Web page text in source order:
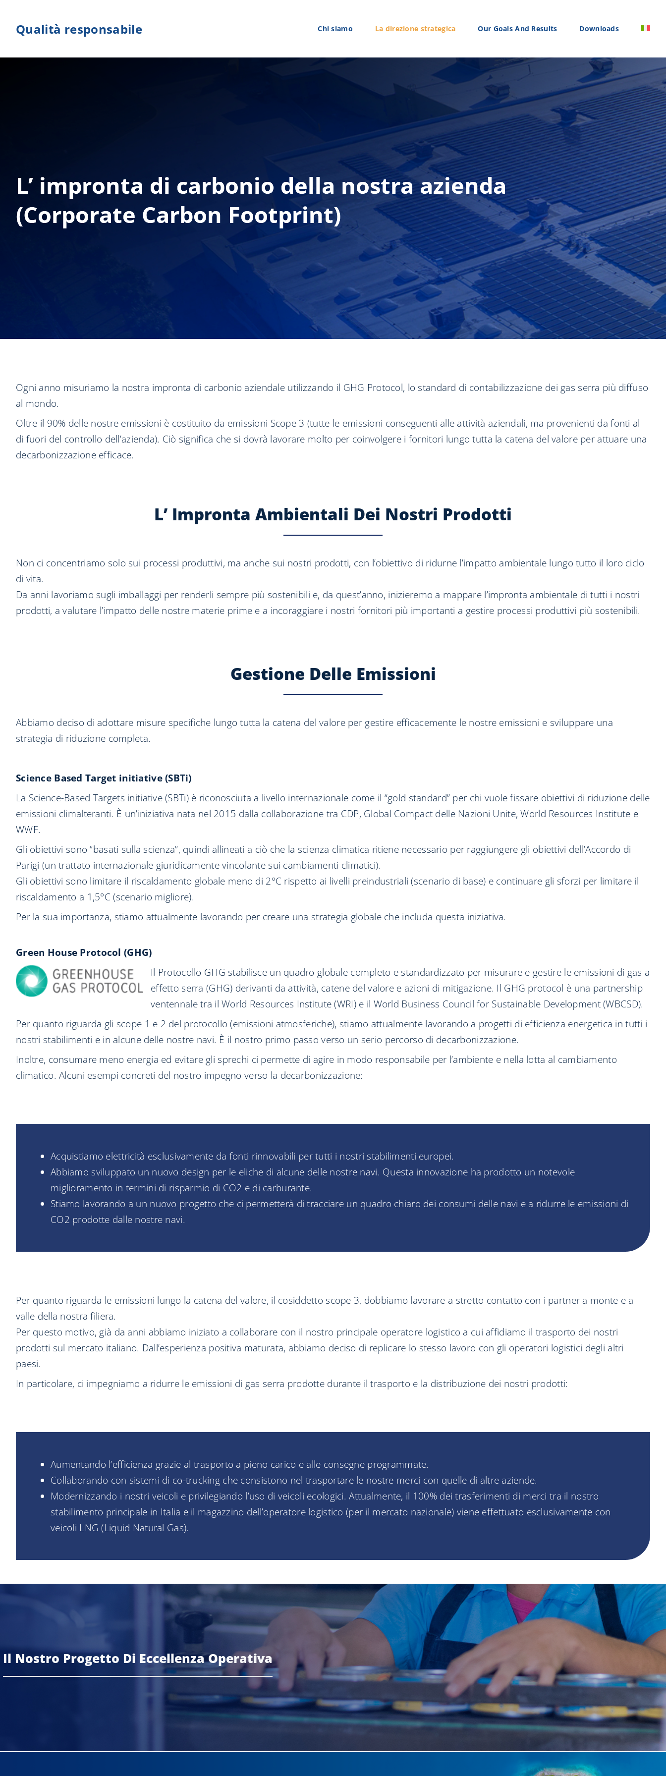
contenuto
Qualità responsabile Chi siamo La direzione strategica Our Goals And Results Downloads
L’ impronta di carbonio della nostra azienda
(Corporate Carbon Footprint)
Ogni anno misuriamo la nostra impronta di carbonio aziendale utilizzando il GHG Protocol, lo standard di contabilizzazione dei gas serra più diffuso
al mondo.
Oltre il 90% delle nostre emissioni è costituito da emissioni Scope 3 (tutte le emissioni conseguenti alle attività aziendali, ma provenienti da fonti al
di fuori del controllo dell’azienda). Ciò significa che si dovrà lavorare molto per coinvolgere i fornitori lungo tutta la catena del valore per attuare una
decarbonizzazione efficace.
L’ Impronta Ambientali Dei Nostri Prodotti
Non ci concentriamo solo sui processi produttivi, ma anche sui nostri prodotti, con l’obiettivo di ridurne l’impatto ambientale lungo tutto il loro ciclo
di vita.
Da anni lavoriamo sugli imballaggi per renderli sempre più sostenibili e, da quest’anno, inizieremo a mappare l’impronta ambientale di tutti i nostri
prodotti, a valutare l’impatto delle nostre materie prime e a incoraggiare i nostri fornitori più importanti a gestire processi produttivi più sostenibili.
Gestione Delle Emissioni
Abbiamo deciso di adottare misure specifiche lungo tutta la catena del valore per gestire efficacemente le nostre emissioni e sviluppare una
strategia di riduzione completa.
Science Based Target initiative (SBTi)
La Science-Based Targets initiative (SBTi) è riconosciuta a livello internazionale come il “gold standard” per chi vuole fissare obiettivi di riduzione delle
emissioni climalteranti. È un’iniziativa nata nel 2015 dalla collaborazione tra CDP, Global Compact delle Nazioni Unite, World Resources Institute e
WWF.
Gli obiettivi sono “basati sulla scienza”, quindi allineati a ciò che la scienza climatica ritiene necessario per raggiungere gli obiettivi dell’Accordo di
Parigi (un trattato internazionale giuridicamente vincolante sui cambiamenti climatici).
Gli obiettivi sono limitare il riscaldamento globale meno di 2°C rispetto ai livelli preindustriali (scenario di base) e continuare gli sforzi per limitare il
riscaldamento a 1,5°C (scenario migliore).
Per la sua importanza, stiamo attualmente lavorando per creare una strategia globale che includa questa iniziativa.
Green House Protocol (GHG)
Il Protocollo GHG stabilisce un quadro globale completo e standardizzato per misurare e gestire le emissioni di gas a
effetto serra (GHG) derivanti da attività, catene del valore e azioni di mitigazione. Il GHG protocol è una partnership
ventennale tra il World Resources Institute (WRI) e il World Business Council for Sustainable Development (WBCSD).
Per quanto riguarda gli scope 1 e 2 del protocollo (emissioni atmosferiche), stiamo attualmente lavorando a progetti di efficienza energetica in tutti i
nostri stabilimenti e in alcune delle nostre navi. È il nostro primo passo verso un serio percorso di decarbonizzazione.
Inoltre, consumare meno energia ed evitare gli sprechi ci permette di agire in modo responsabile per l’ambiente e nella lotta al cambiamento
climatico. Alcuni esempi concreti del nostro impegno verso la decarbonizzazione:
Acquistiamo elettricità esclusivamente da fonti rinnovabili per tutti i nostri stabilimenti europei.
Abbiamo sviluppato un nuovo design per le eliche di alcune delle nostre navi. Questa innovazione ha prodotto un notevole
miglioramento in termini di risparmio di CO2 e di carburante.
Stiamo lavorando a un nuovo progetto che ci permetterà di tracciare un quadro chiaro dei consumi delle navi e a ridurre le emissioni di
CO2 prodotte dalle nostre navi.
Per quanto riguarda le emissioni lungo la catena del valore, il cosiddetto scope 3, dobbiamo lavorare a stretto contatto con i partner a monte e a
valle della nostra filiera.
Per questo motivo, già da anni abbiamo iniziato a collaborare con il nostro principale operatore logistico a cui affidiamo il trasporto dei nostri
prodotti sul mercato italiano. Dall’esperienza positiva maturata, abbiamo deciso di replicare lo stesso lavoro con gli operatori logistici degli altri
paesi.
In particolare, ci impegniamo a ridurre le emissioni di gas serra prodotte durante il trasporto e la distribuzione dei nostri prodotti:
Aumentando l’efficienza grazie al trasporto a pieno carico e alle consegne programmate.
Collaborando con sistemi di co-trucking che consistono nel trasportare le nostre merci con quelle di altre aziende.
Modernizzando i nostri veicoli e privilegiando l’uso di veicoli ecologici. Attualmente, il 100% dei trasferimenti di merci tra il nostro
stabilimento principale in Italia e il magazzino dell’operatore logistico (per il mercato nazionale) viene effettuato esclusivamente con
veicoli LNG (Liquid Natural Gas).
Il Nostro Progetto Di Eccellenza Operativa